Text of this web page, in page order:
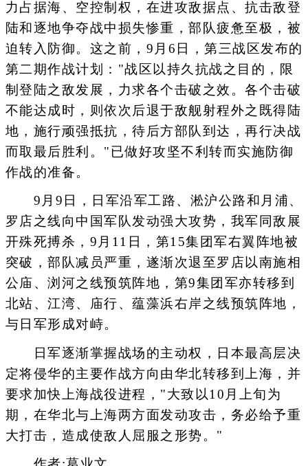
力占据海、空控制权，在进攻敌据点、抗击敌登
陆和逐地争夺战中损失惨重，部队疲惫至极，被
迫转入防御。这之前，9月6日，第三战区发布的
第二期作战计划："战区以持久抗战之目的，限
制登陆之敌发展，力求各个击破之效。各个击破
不能达成时，则依次后退于敌舰射程外之既得陆
地，施行顽强抵抗，待后方部队到达，再行决战
而取最后胜利。"已做好攻坚不利转而实施防御
作战的准备。
9月9日，日军沿军工路、淞沪公路和月浦、
罗店之线向中国军队发动强大攻势，我军同敌展
开殊死搏杀，9月11日，第15集团军右翼阵地被
突破，部队减员严重，遂渐次退至罗店以南施相
公庙、浏河之线预筑阵地，第9集团军亦转移到
北站、江湾、庙行、蕴藻浜右岸之线预筑阵地，
与日军形成对峙。
日军逐渐掌握战场的主动权，日本最高层决
定将侵华的主要作战方向由华北转移到上海，并
要求加快上海战役进程，"大致以10月上旬为
期，在华北与上海两方面发动攻击，务必给予重
大打击，造成使敌人屈服之形势。"